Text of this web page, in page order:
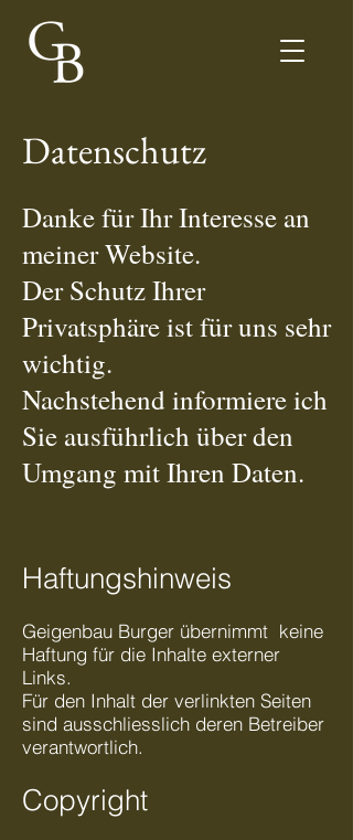
Datenschutz
Danke für Ihr Interesse an
meiner Website.
Der Schutz Ihrer
Privatsphäre ist für uns sehr
wichtig.
Nachstehend informiere ich
Sie ausführlich über den
Umgang mit Ihren Daten.
Haftungshinweis
Geigenbau Burger übernimmt keine
Haftung für die Inhalte externer
Links.
Für den Inhalt der verlinkten Seiten
sind ausschliesslich deren Betreiber
verantwortlich.
Copyright